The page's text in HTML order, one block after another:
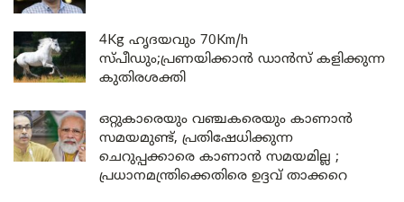
4Kg ഹൃദയവും 70Km/h
സ്പീഡും;പ്രണയിക്കാൻ ഡാൻസ് കളിക്കുന്ന
കുതിരശക്തി
ഒറ്റുകാരെയും വഞ്ചകരെയും കാണാൻ
സമയമുണ്ട്, പ്രതിഷേധിക്കുന്ന
ചെറുപ്പക്കാരെ കാണാൻ സമയമില്ല ;
പ്രധാനമന്ത്രിക്കെതിരെ ഉദ്ദവ് താക്കറെ